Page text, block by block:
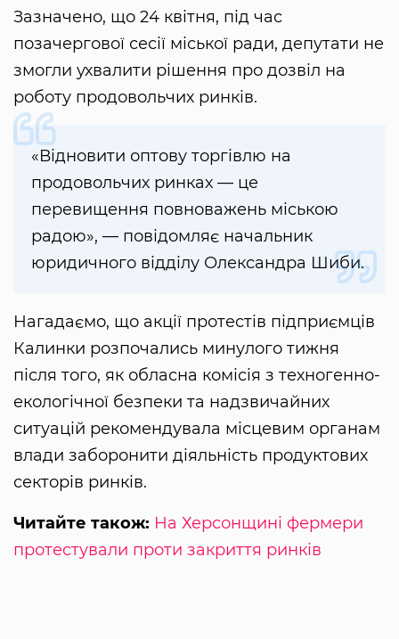
Зазначено, що 24 квітня, під час
позачергової сесії міської ради, депутати не
змогли ухвалити рішення про дозвіл на
роботу продовольчих ринків.
«Відновити оптову торгівлю на
продовольчих ринках — це
перевищення повноважень міською
радою», — повідомляє начальник
юридичного відділу Олександра Шиби.
Нагадаємо, що акції протестів підприємців
Калинки розпочались минулого тижня
після того, як обласна комісія з техногенно-
екологічної безпеки та надзвичайних
ситуацій рекомендувала місцевим органам
влади заборонити діяльність продуктових
секторів ринків.
Читайте також: На Херсонщині фермери
протестували проти закриття ринків